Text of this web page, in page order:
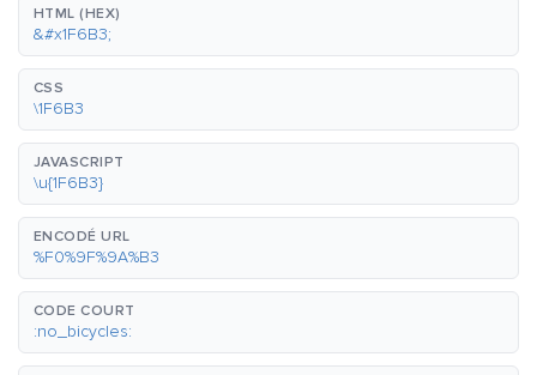
HTML (HEX)
&#x1F6B3;
CSS
\1F6B3
JAVASCRIPT
\u{1F6B3}
ENCODÉ URL
%F0%9F%9A%B3
CODE COURT
:no_bicycles: